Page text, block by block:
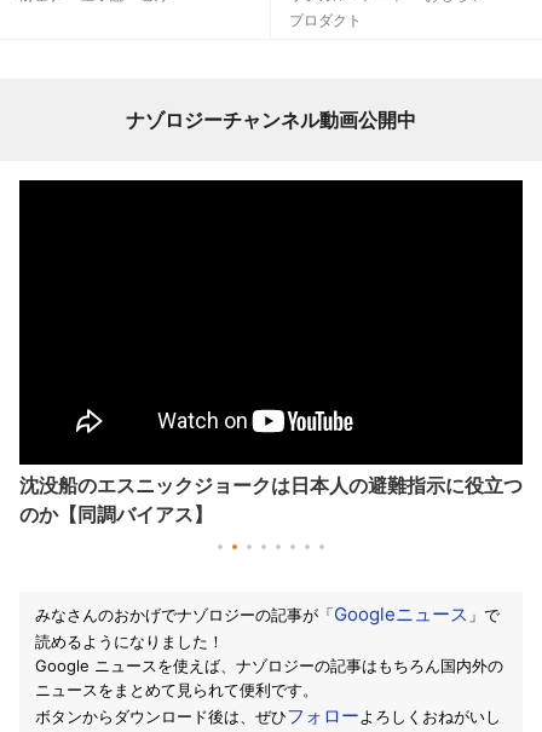
プロダクト
ナゾロジーチャンネル動画公開中
沈没船のエスニックジョークは日本人の避難指示に役立つ
のか【同調バイアス】
みなさんのおかげでナゾロジーの記事が「Googleニュース 」で
読めるようになりました！
Google ニュースを使えば、ナゾロジーの記事はもちろん国内外の
ニュースをまとめて見られて便利です。
ボタンからダウンロード後は、ぜひフォローよろしくおねがいし